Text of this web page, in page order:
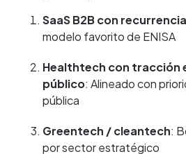
SaaS B2B con
modelo favorito de ENISA
Healthtech con tracción
público: Alineado con
pública
Greentech / cleantech:
por sector estratégico